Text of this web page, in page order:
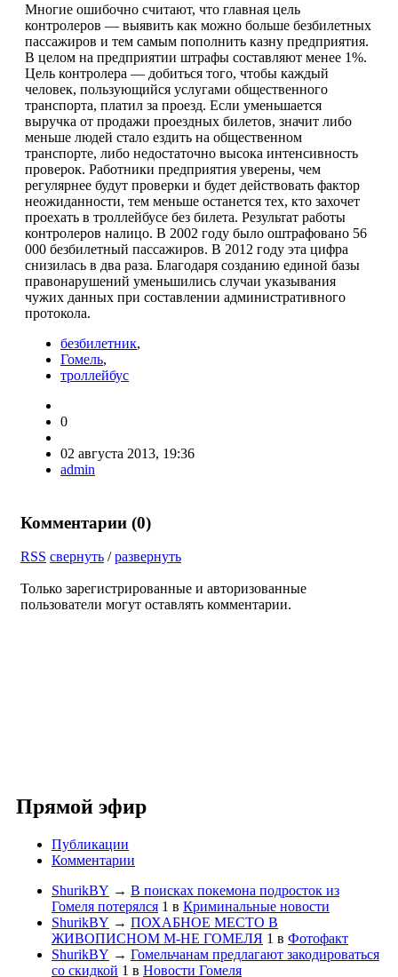
Многие ошибочно считают, что главная цель
контролеров — выявить как можно больше безбилетных
пассажиров и тем самым пополнить казну предприятия.
В целом на предприятии штрафы составляют менее 1%.
Цель контролера — добиться того, чтобы каждый
человек, пользующийся услугами общественного
транспорта, платил за проезд. Если уменьшается
выручка от продажи проездных билетов, значит либо
меньше людей стало ездить на общественном
транспорте, либо недостаточно высока интенсивность
проверок. Работники предприятия уверены, чем
регулярнее будут проверки и будет действовать фактор
неожиданности, тем меньше останется тех, кто захочет
проехать в троллейбусе без билета. Результат работы
контролеров налицо. В 2002 году было оштрафовано 56
000 безбилетный пассажиров. В 2012 году эта цифра
снизилась в два раза. Благодаря созданию единой базы
правонарушений уменьшились случаи указывания
чужих данных при составлении административного
протокола.
безбилетник,
Гомель,
троллейбус
0
02 августа 2013, 19:36
admin
Комментарии (0)
RSS свернуть /развернуть
Только зарегистрированные и авторизованные
пользователи могут оставлять комментарии.
Прямой эфир
Публикации
Комментарии
ShurikBY → В поисках покемона подросток из
Гомеля потерялся 1 в Криминальные новости
ShurikBY → ПОХАБНОЕ МЕСТО В
ЖИВОПИСНОМ М-НЕ ГОМЕЛЯ 1 в Фотофакт
ShurikBY → Гомельчанам предлагают закодироваться
со скидкой 1 в Новости Гомеля